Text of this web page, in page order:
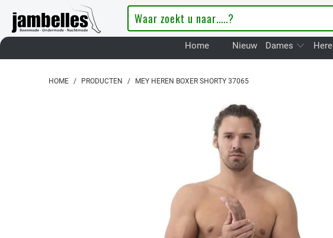
Home Nieuw Dames
HOME / PRODUCTEN / MEY HEREN BOXER SHORTY 37065